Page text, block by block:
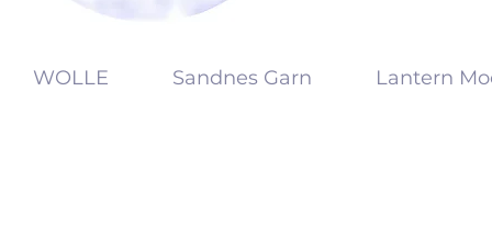
KW
WOLLE Sandnes Garn Lantern